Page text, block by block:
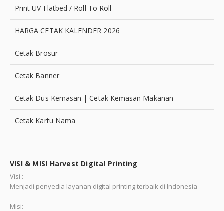
Print UV Flatbed / Roll To Roll
HARGA CETAK KALENDER 2026
Cetak Brosur
Cetak Banner
Cetak Dus Kemasan | Cetak Kemasan Makanan
Cetak Kartu Nama
VISI & MISI Harvest Digital Printing
Visi :
Menjadi penyedia layanan digital printing terbaik di Indonesia
Misi: